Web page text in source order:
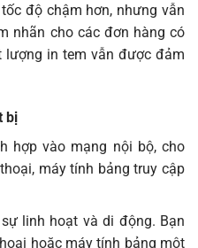
độ chậm hơn, nhưng vẫn
nhãn cho các đơn hàng có
lượng in tem vẫn được đảm
bị
hợp vào mạng nội bộ, cho
máy tính bảng truy cập
linh hoạt và di động. Bạn
hoặc máy tính bảng một